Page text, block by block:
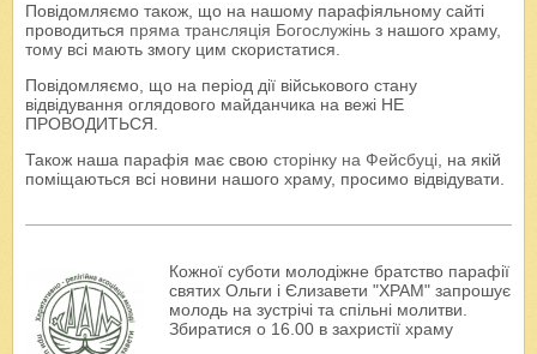
Повідомляємо також, що на нашому парафіяльному сайті
проводиться пряма трансляція Богослужінь з нашого храму,
тому всі мають змогу цим скористатися.
Повідомляємо, що на період дії військового стану
відвідування оглядового майданчика на вежі НЕ
ПРОВОДИТЬСЯ.
Також наша парафія має свою сторінку на Фейсбуці, на якій
поміщаються всі новини нашого храму, просимо відвідувати.
Кожної суботи молодіжне братство парафії
святих Ольги і Єлизавети "ХРАМ" запрошує
молодь на зустрічі та спільні молитви.
Збиратися о 16.00 в захристії храму